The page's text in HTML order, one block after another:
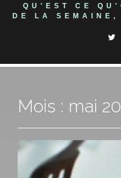
QU'EST CE
DE LA SEMAINE,
Mois : mai